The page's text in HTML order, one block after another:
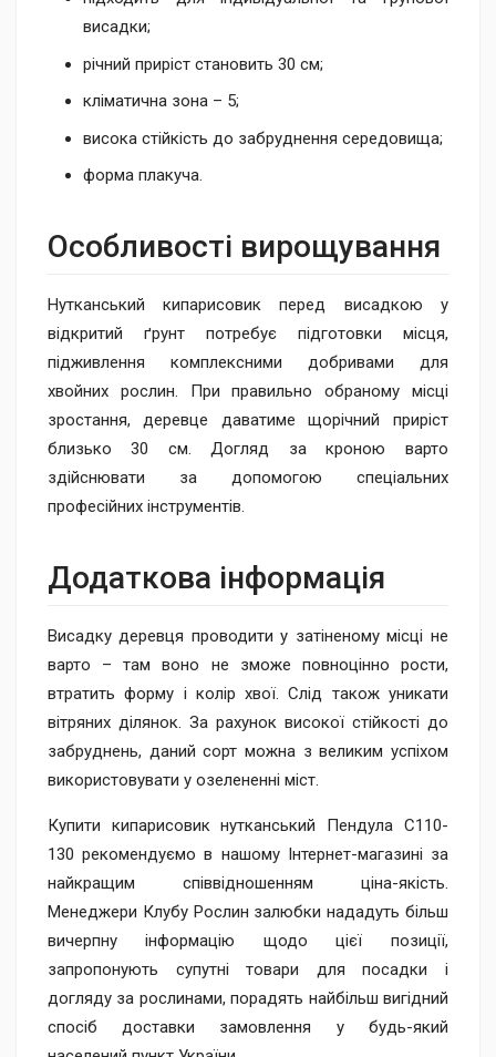
висадки;
річний приріст становить 30 см;
кліматична зона – 5;
висока стійкість до забруднення середовища;
форма плакуча.
Особливості вирощування
Нутканський кипарисовик перед висадкою у
відкритий ґрунт потребує підготовки місця,
підживлення комплексними добривами для
хвойних рослин. При правильно обраному місці
зростання, деревце даватиме щорічний приріст
близько 30 см. Догляд за кроною варто
здійснювати за допомогою спеціальних
професійних інструментів.
Додаткова інформація
Висадку деревця проводити у затіненому місці не
варто – там воно не зможе повноцінно рости,
втратить форму і колір хвої. Слід також уникати
вітряних ділянок. За рахунок високої стійкості до
забруднень, даний сорт можна з великим успіхом
використовувати у озелененні міст.
Купити кипарисовик нутканський Пендула C110-
130 рекомендуємо в нашому Інтернет-магазині за
найкращим співвідношенням ціна-якість.
Менеджери Клубу Рослин залюбки нададуть більш
вичерпну інформацію щодо цієї позиції,
запропонують супутні товари для посадки і
догляду за рослинами, порадять найбільш вигідний
спосіб доставки замовлення у будь-який